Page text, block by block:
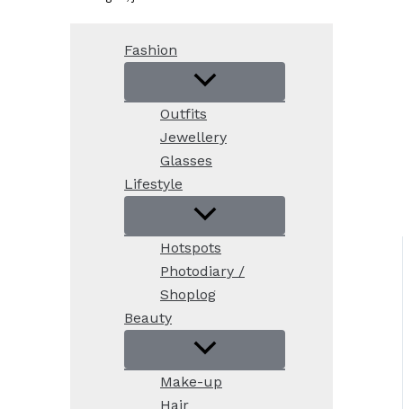
Fashion
Outfits
Jewellery
Glasses
Lifestyle
Hotspots
Photodiary /
Shoplog
Beauty
Make-up
Hair